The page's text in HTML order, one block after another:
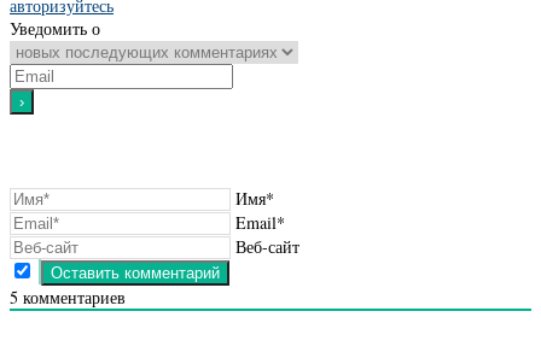
авторизуйтесь
Уведомить о
Имя*
Email*
Веб-сайт
5 комментариев